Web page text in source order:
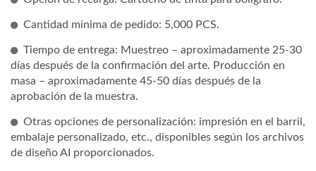
Cantidad mínima de pedido: 5,000 PCS.
Tiempo de entrega: Muestreo – aproximadamente 25-30
días después de la confirmación del arte. Producción en
masa – aproximadamente 45-50 días después de la
aprobación de la muestra.
Otras opciones de personalización: impresión en el barril,
embalaje personalizado, etc., disponibles según los archivos
de diseño AI proporcionados.